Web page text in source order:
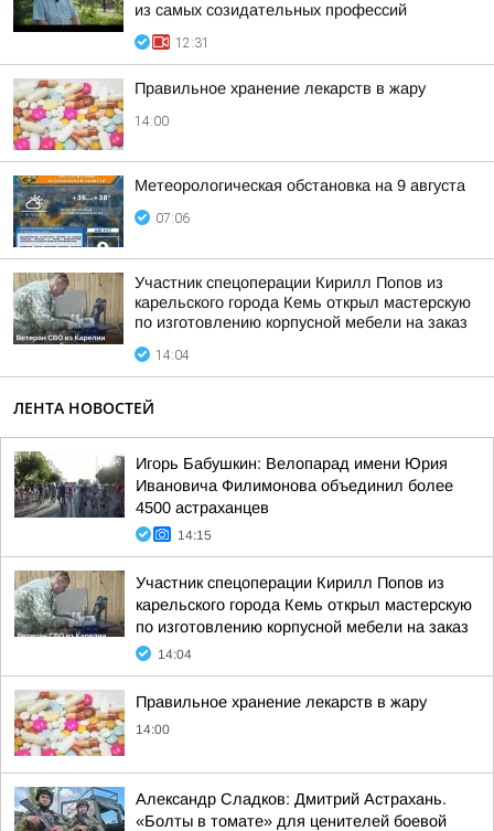
из самых созидательных профессий
12:31
Правильное хранение лекарств в жару
14:00
Метеорологическая обстановка на 9 августа
07:06
Участник спецоперации Кирилл Попов из
карельского города Кемь открыл мастерскую
по изготовлению корпусной мебели на заказ
14:04
ЛЕНТА НОВОСТЕЙ
Игорь Бабушкин: Велопарад имени Юрия
Ивановича Филимонова объединил более
4500 астраханцев
14:15
Участник спецоперации Кирилл Попов из
карельского города Кемь открыл мастерскую
по изготовлению корпусной мебели на заказ
14:04
Правильное хранение лекарств в жару
14:00
Александр Сладков: Дмитрий Астрахань.
«Болты в томате» для ценителей боевой